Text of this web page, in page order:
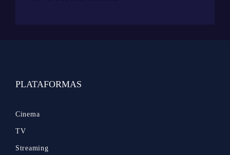
PLATAFORMAS
Cinema
TV
Streaming